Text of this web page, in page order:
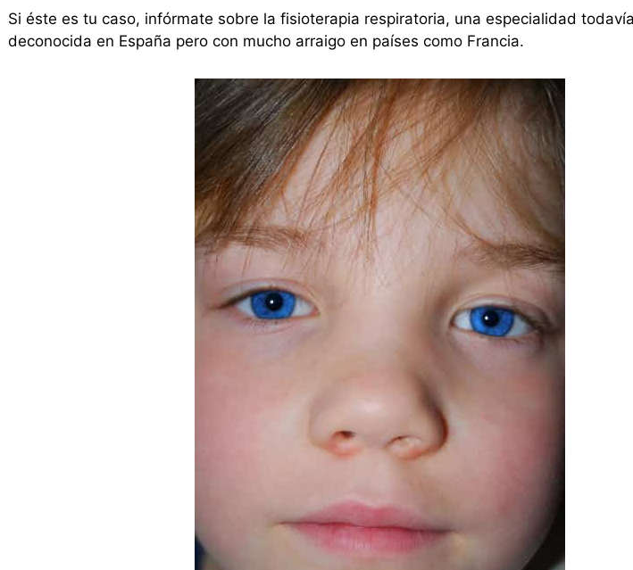
Si éste es tu caso, infórmate sobre la fisioterapia respiratoria, una especialidad
deconocida en España pero con mucho arraigo en países como Francia.